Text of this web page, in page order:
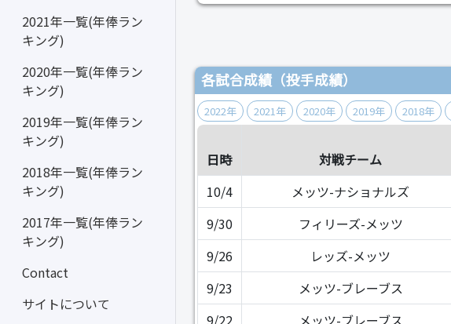
2021年一覧(年俸ラン
キング)
2020年一覧(年俸ラン
キング)
2019年一覧(年俸ラン
キング)
2018年一覧(年俸ラン
キング)
2017年一覧(年俸ラン
キング)
Contact
サイトについて
各試合成績（投手成績）
2022年 2021年 2020年 2019年 2018年
日時 対戦チーム
10/4
メッツ-ナショナルズ
9/30
フィリーズ-メッツ
9/26
レッズ-メッツ
9/23
メッツ-ブレーブス
9/22
メッツ-ブレーブス